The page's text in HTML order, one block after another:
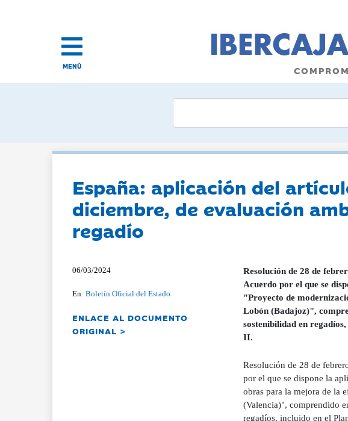
MENÚ
España: aplicación del
diciembre, de evaluación
regadío
06/03/2024
En:Boletín Oficial del Estado
ENLACE AL DOCUMENTO
ORIGINAL >
Resolución de 28 de
Acuerdo por el que se
"Proyecto de
Lobón (Badajoz)",
sostenibilidad en
II.
Resolución de 28 de
por el que se dispone la
obras para la mejora de la
(Valencia)", comprendido
regadíos, incluido en el